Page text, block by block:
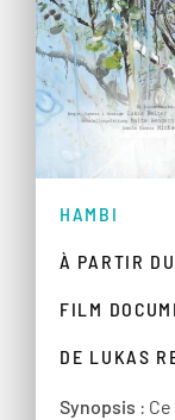
HAMBI
À PARTIR
FILM
DE LUKAS
Synopsis :